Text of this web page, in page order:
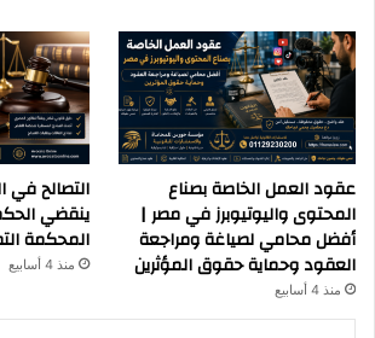
عقود العمل الخاصة بصناع
المحتوى واليوتيوبرز في مصر |
أفضل محامي لصياغة ومراجعة
العقود وحماية حقوق المؤثرين
منذ 4 أسابيع
التصالح في
ينقضي
المحكمة
منذ 4 أسابيع